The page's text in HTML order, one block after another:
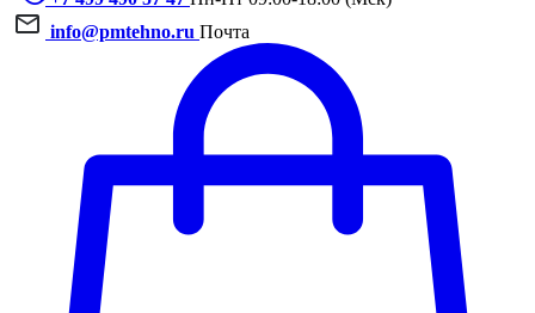
info@pmtehno.ru Почта